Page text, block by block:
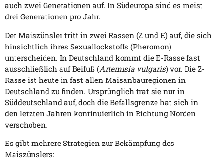
auch zwei Generationen auf. In Südeuropa sind es meist
drei Generationen pro Jahr.
Der Maiszünsler tritt in zwei Rassen (Z und E) auf, die sich
hinsichtlich ihres Sexuallockstoffs (Pheromon)
unterscheiden. In Deutschland kommt die E-Rasse fast
ausschließlich auf Beifuß (Artemisia vulgaris) vor. Die Z-
Rasse ist heute in fast allen Maisanbauregionen in
Deutschland zu finden. Ursprünglich trat sie nur in
Süddeutschland auf, doch die Befallsgrenze hat sich in
den letzten Jahren kontinuierlich in Richtung Norden
verschoben.
Es gibt mehrere Strategien zur Bekämpfung des
Maiszünslers: